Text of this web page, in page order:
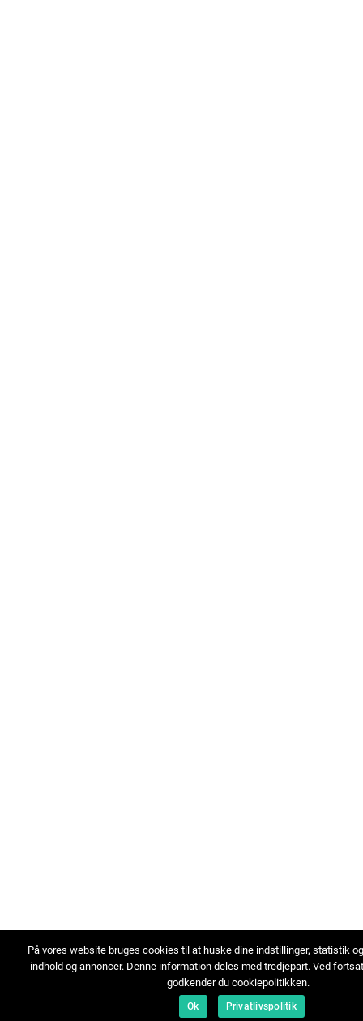
På vores website bruges cookies til at huske dine indstillinger, statistik
indhold og annoncer. Denne information deles med tredjepart. Ved
godkender du cookiepolitikken.
Ok Privatlivspolitik